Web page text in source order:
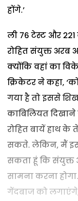
होंगे.’
ली 76 टेस्ट और
रोहित संयुक्त अरब
क्योंकि वहां का
क्रिकेटर ने कहा,
गया है तो इससे
काबिलियत दिखाने
रोहित बायें हाथ के
सकते. लेकिन, मैं
सकता हूं कि संयुक्त
सामना करना
गेंदबाज को